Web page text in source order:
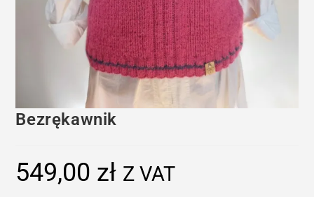
Bezrękawnik
549,00 zł Z VAT